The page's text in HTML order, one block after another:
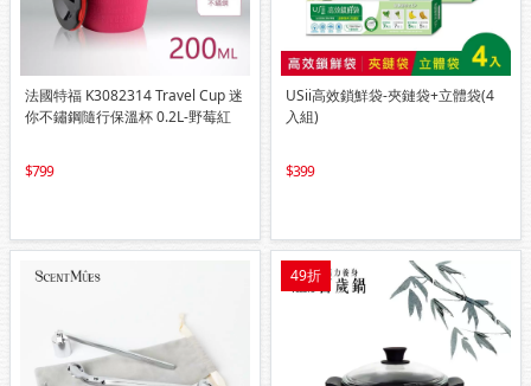
法國特福 K3082314 Travel Cup 迷
你不鏽鋼隨行保溫杯 0.2L-野莓紅
799
USii高效鎖鮮袋-夾鏈袋+立體袋(4
入組)
399
49折